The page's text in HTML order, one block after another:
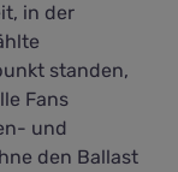
in der
standen,
Fans
und
den Ballast